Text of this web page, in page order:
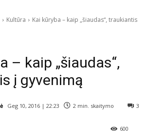
Kultūra
Kai kūryba – kaip „šiaudas“, traukiantis
– kaip „šiaudas“,
į gyvenimą
Geg 10, 2016 | 22:23 2 min. skaitymo 3
600